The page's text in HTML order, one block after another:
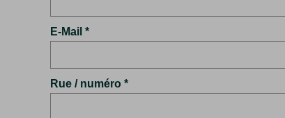
E-Mail
Rue / numéro